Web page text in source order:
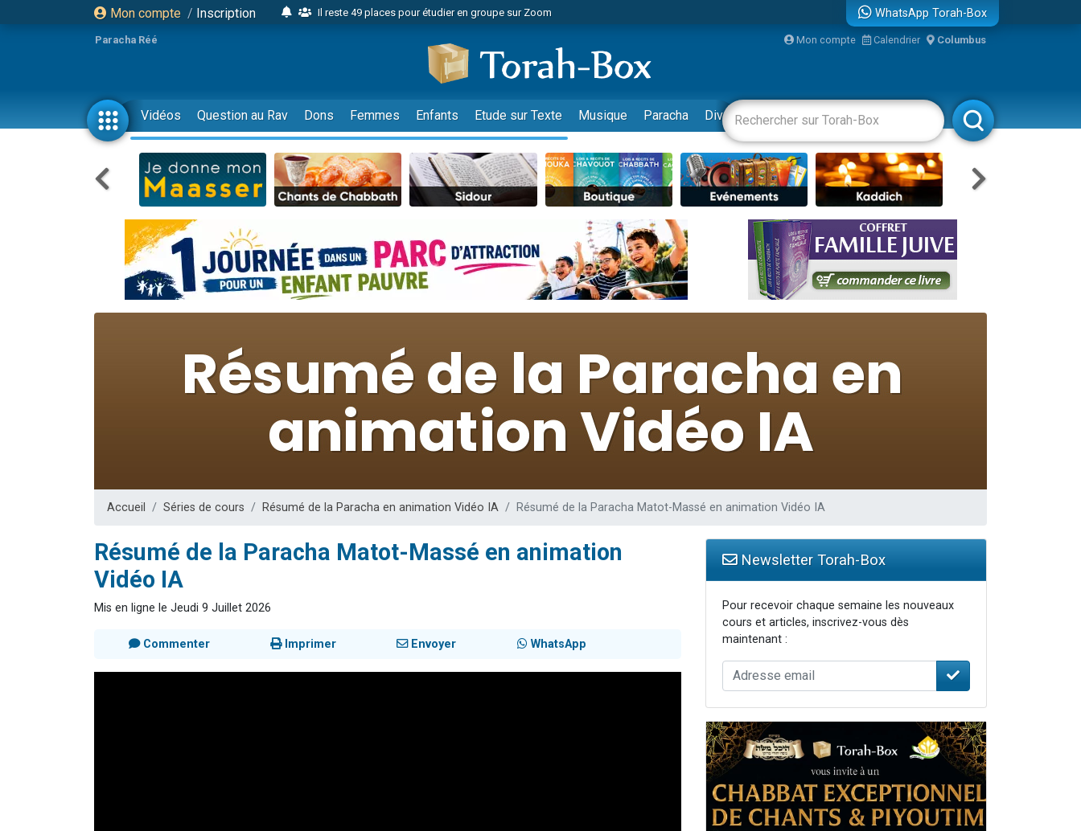
Mon compte / Inscription
Il reste 49 places pour étudier en groupe sur Zoom
2 personnes viennent de nous rejoindre sur WhatsApp
6 personnes viennent de nous rejoindre sur WhatsApp
4 personnes viennent de faire un don pour Reloger Rivka, 6 enfants, victime de violences...
2 personnes viennent de faire un don pour 1 Journée de Vacances Pour les Enfants
17 personnes viennent de demander une bénédiction
4 personnes viennent de nous rejoindre sur WhatsApp
Il reste 49 places pour étudier en groupe sur Zoom
4 personnes viennent de nous rejoindre sur WhatsApp
3 personnes viennent de nous rejoindre sur WhatsApp
Odaya vient de donner son Maasser
2 personnes viennent de nous rejoindre sur WhatsApp
13 personnes viennent de demander une bénédiction
30 personnes viennent de faire un don pour Sauvez la jambe de Yohan
Il reste 49 places pour étudier en groupe sur Zoom
12 nouvelles musiques dans Torah-Box Music
WhatsApp Torah-Box
Paracha Réé Mon compte Calendrier Columbus
Vidéos Question au Rav Dons Femmes Enfants Etude sur Texte Musique Paracha Divertissements Livres Rabbanim
Accueil Séries de cours Résumé de la Paracha en animation Vidéo IA Résumé de la Paracha Matot-Massé en animation Vidéo IA
Résumé de la Paracha Matot-Massé en animation
Vidéo IA
Mis en ligne le Jeudi 9 Juillet 2026
Commenter Imprimer Envoyer WhatsApp
Newsletter Torah-Box
Pour recevoir chaque semaine les nouveaux
cours et articles, inscrivez-vous dès
maintenant :